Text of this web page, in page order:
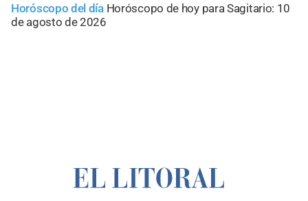
Horóscopo del día Horóscopo de hoy para Sagitario: 10
de agosto de 2026